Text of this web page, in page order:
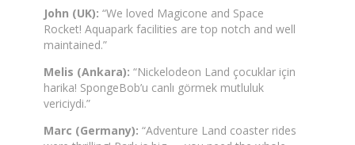
John (UK): “We loved Magicone and Space
Rocket! Aquapark facilities are top notch and well
maintained.”
Melis (Ankara): “Nickelodeon Land çocuklar için
harika! SpongeBob’u canlı görmek mutluluk
vericiydi.”
Marc (Germany): “Adventure Land coaster rides